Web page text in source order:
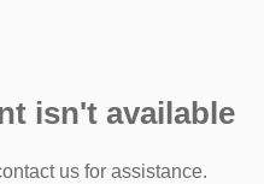
isn't available
us for assistance.